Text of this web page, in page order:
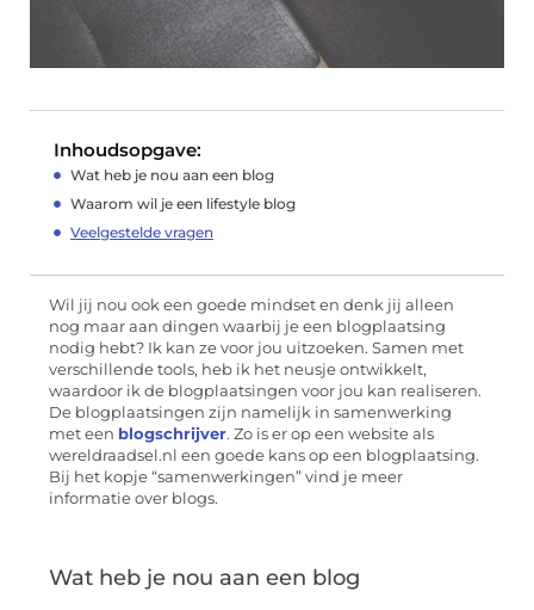
Inhoudsopgave:
Wat heb je nou aan een blog
Waarom wil je een lifestyle blog
Veelgestelde vragen
Wil jij nou ook een goede mindset en denk jij alleen
nog maar aan dingen waarbij je een blogplaatsing
nodig hebt? Ik kan ze voor jou uitzoeken. Samen met
verschillende tools, heb ik het neusje ontwikkelt,
waardoor ik de blogplaatsingen voor jou kan realiseren.
De blogplaatsingen zijn namelijk in samenwerking
met een blogschrijver. Zo is er op een website als
wereldraadsel.nl een goede kans op een blogplaatsing.
Bij het kopje “samenwerkingen” vind je meer
informatie over blogs.
Wat heb je nou aan een blog